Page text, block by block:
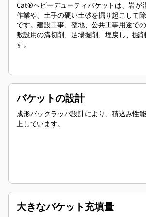
Cat®ヘビーデューティバケットは、岩が
作業や、土手の硬い土砂を掘り起こして
です。建設工事、整地、公共工事用途で
敷設用の溝切削、足場掘削、埋戻し、掘
す。
バケットの設計
成形バックラッパ設計により、積込み性
上しています。
大きなバケット充填量